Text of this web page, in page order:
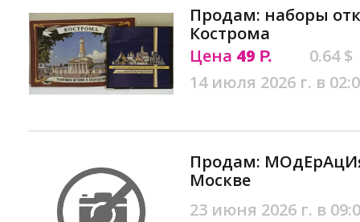
Продам: наборы
Кострома
Цена 49 Р.
0.64 $
14 июля 2026 г. в
Продам:
Москве
23 июня 2026 г. в